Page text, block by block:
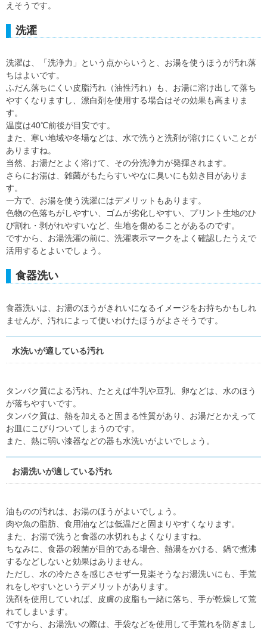
えそうです。
洗濯
洗濯は、「洗浄力」という点からいうと、お湯を使うほうが汚れ落
ちはよいです。
ふだん落ちにくい皮脂汚れ（油性汚れ）も、お湯に溶け出して落ち
やすくなりますし、漂白剤を使用する場合はその効果も高まりま
す。
温度は40℃前後が目安です。
また、寒い地域や冬場などは、水で洗うと洗剤が溶けにくいことが
ありますね。
当然、お湯だとよく溶けて、その分洗浄力が発揮されます。
さらにお湯は、雑菌がもたらすいやなに臭いにも効き目がありま
す。
一方で、お湯を使う洗濯にはデメリットもあります。
色物の色落ちがしやすい、ゴムが劣化しやすい、プリント生地のひ
び割れ・剥がれやすいなど、生地を傷めることがあるのです。
ですから、お湯洗濯の前に、洗濯表示マークをよく確認したうえで
活用するとよいでしょう。
食器洗い
食器洗いは、お湯のほうがきれいになるイメージをお持ちかもしれ
ませんが、汚れによって使いわけたほうがよさそうです。
水洗いが適している汚れ
タンパク質による汚れ、たとえば牛乳や豆乳、卵などは、水のほう
が落ちやすいです。
タンパク質は、熱を加えると固まる性質があり、お湯だとかえって
お皿にこびりついてしまうのです。
また、熱に弱い漆器などの器も水洗いがよいでしょう。
お湯洗いが適している汚れ
油ものの汚れは、お湯のほうがよいでしょう。
肉や魚の脂肪、食用油などは低温だと固まりやすくなります。
また、お湯で洗うと食器の水切れもよくなりますね。
ちなみに、食器の殺菌が目的である場合、熱湯をかける、鍋で煮沸
するなどしないと効果はありません。
ただし、水の冷たさを感じさせず一見楽そうなお湯洗いにも、手荒
れをしやすいというデメリットがあります。
洗剤を使用していれば、皮膚の皮脂も一緒に落ち、手が乾燥して荒
れてしまいます。
ですから、お湯洗いの際は、手袋などを使用して手荒れを防ぎまし